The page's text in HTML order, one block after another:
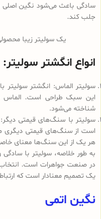
سادگی باعث می‌شود نگین اصلی
جلب کند.
یک سولیتر زیبا
انواع انگشتر سولیتر:
سولیتر الماس: انگشتر سولیتر
این سبک طراحی است. الماس
شناخته می‌شود.
سولیتر با سنگ‌های قیمتی
است از سنگ‌های قیمتی دیگری
هر یک از این سنگ‌ها معنای
به طور خلاصه، سولیتر با
در صنعت جواهرات است. انتخاب
یک تصمیم معنادار است که
نگین اتمی